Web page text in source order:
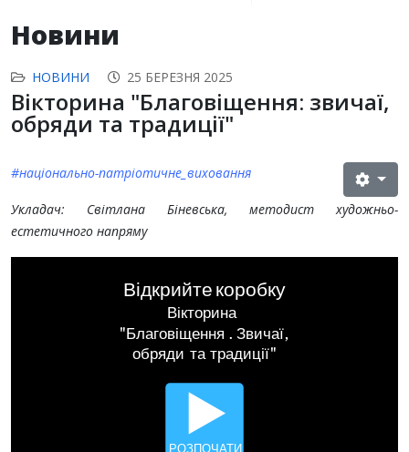
Новини
НОВИНИ 25 БЕРЕЗНЯ 2025
Вікторина "Благовіщення: звичаї,
обряди та традиції"
#національно-патріотичне_виховання
Укладач: Світлана Біневська, методист художньо-
естетичного напряму